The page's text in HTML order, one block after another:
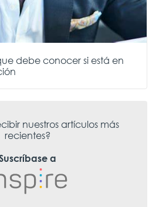
debe conocer si está en
nuestros artículos más
recientes?
a